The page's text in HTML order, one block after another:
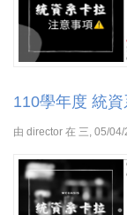
110學年度 統
由 director 在 三, 05/